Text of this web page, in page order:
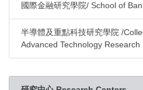
國際金融研究學院/ School of
半導體及重點科技研究學院 /
Advanced Technology Research